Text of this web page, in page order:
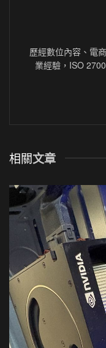
歷經數位內容、電
業經驗，ISO
相關文章